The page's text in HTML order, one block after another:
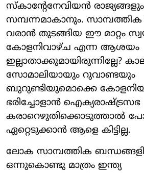
സ്‌കാന്റേനേവിയന്‍ രാജ്യങ്ങളും
സമ്പന്നമാകാനും.
വരാന്‍ തുടങ്ങിയ ഈ മാറ്റം
കോളനിവാഴ്ച എന്ന ആശയം
ഇല്ലാതാക്കുമായിരുന്നില്ലേ?
സോമാലിയായും റുവാണ്ടയും
ബുറുണ്ടിയുമൊക്കെ
ഭരിച്ചോളാന്‍ ഐക്യരാഷ്ട്രസഭ
കരാറെഴുതിക്കൊടുത്താല്‍
ഏറ്റെടുക്കാന്‍ ആളെ കിട്ടില്ല.
ലോക സാമ്പത്തിക
ഒന്നുകൊണ്ടു മാത്രം ഇന്ത്യ